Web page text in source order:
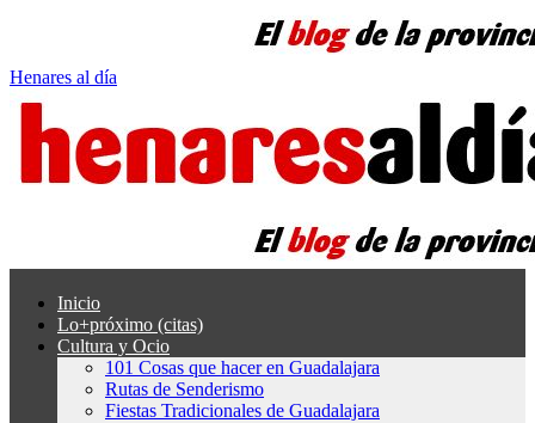
Henares al día
Inicio
Lo+próximo (citas)
Cultura y Ocio
101 Cosas que hacer en Guadalajara
Rutas de Senderismo
Fiestas Tradicionales de Guadalajara